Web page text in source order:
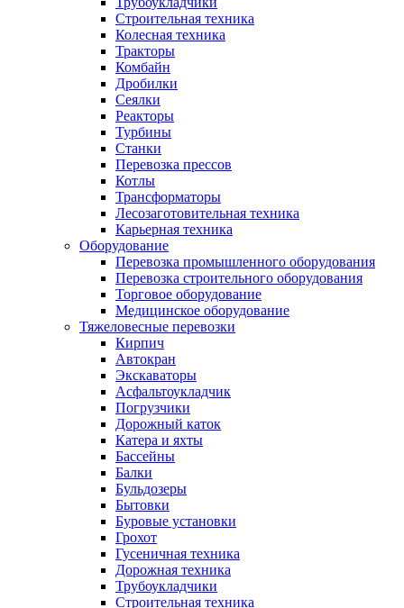
Строительная техника
Колесная техника
Тракторы
Комбайн
Дробилки
Сеялки
Реакторы
Турбины
Станки
Перевозка прессов
Котлы
Трансформаторы
Лесозаготовительная техника
Карьерная техника
Оборудование
Перевозка промышленного оборудования
Перевозка строительного оборудования
Торговое оборудование
Медицинское оборудование
Тяжеловесные перевозки
Кирпич
Автокран
Экскаваторы
Асфальтоукладчик
Погрузчики
Дорожный каток
Катера и яхты
Бассейны
Балки
Бульдозеры
Бытовки
Буровые установки
Грохот
Гусеничная техника
Дорожная техника
Трубоукладчики
Строительная техника